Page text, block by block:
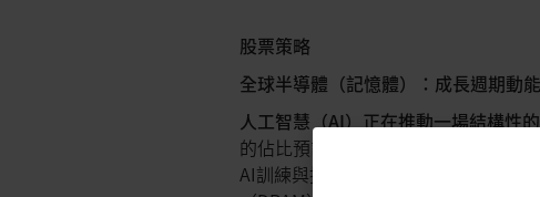
股票策略
全球半導體（記憶體）：成長週期動
人工智慧（AI）正在推動一場結構性
的佔比預計將從2025年的27%大幅躍
AI訓練與推論工作負載的高頻寬記憶